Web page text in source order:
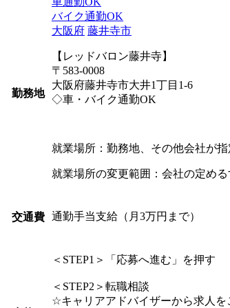
勤務地
バイク通勤OK
大阪府 藤井寺市
【レッドバロン藤井寺】
〒583-0008
大阪府藤井寺市大井1丁目1-6
◇車・バイク通勤OK
就業場所：勤務地、その他会社が指
就業場所の変更範囲：会社の定め
交通費 通勤手当支給（月3万円まで）
＜STEP1＞「応募へ進む」を押す
＜STEP2＞転職相談
☆キャリアアドバイザーから求人を